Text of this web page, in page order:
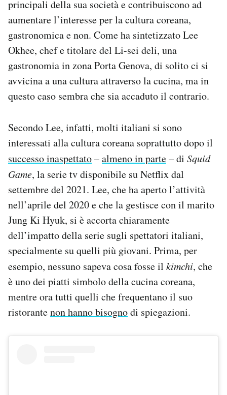
principali della sua società e contribuiscono ad
aumentare l’interesse per la cultura coreana,
gastronomica e non. Come ha sintetizzato Lee
Okhee, chef e titolare del Li-sei deli, una
gastronomia in zona Porta Genova, di solito ci si
avvicina a una cultura attraverso la cucina, ma in
questo caso sembra che sia accaduto il contrario.
Secondo Lee, infatti, molti italiani si sono
interessati alla cultura coreana soprattutto dopo il
successo inaspettato–almeno in parte– di Squid
Game, la serie tv disponibile su Netflix dal
settembre del 2021. Lee, che ha aperto l’attività
nell’aprile del 2020 e che la gestisce con il marito
Jung Ki Hyuk, si è accorta chiaramente
dell’impatto della serie sugli spettatori italiani,
specialmente su quelli più giovani. Prima, per
esempio, nessuno sapeva cosa fosse il kimchi, che
è uno dei piatti simbolo della cucina coreana,
mentre ora tutti quelli che frequentano il suo
ristorantenon hanno bisognodi spiegazioni.